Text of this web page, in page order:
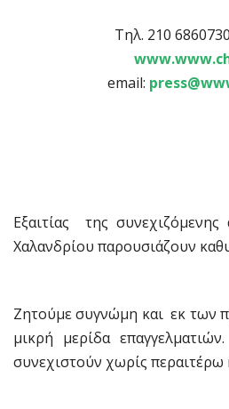
Τηλ. 210
email:
Εξαιτίας της
Χαλανδρίου παρουσιάζουν
Ζητούμε συγνώμη και εκ των
μικρή μερίδα
συνεχιστούν χωρίς